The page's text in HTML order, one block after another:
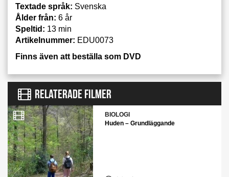
Textade språk: Svenska
Ålder från: 6 år
Speltid: 13 min
Artikelnummer: EDU0073
Finns även att beställa som DVD
RELATERADE FILMER
BIOLOGI
Huden – Grundläggande